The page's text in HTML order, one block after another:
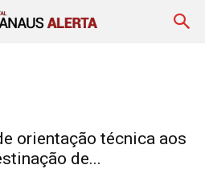
orientação técnica aos
de...